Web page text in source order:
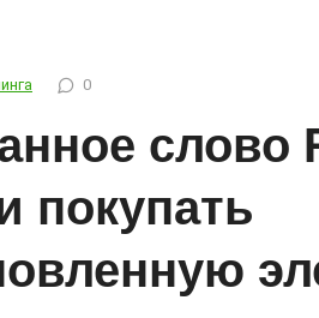
0
слово
покупать